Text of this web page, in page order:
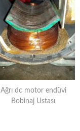
Ağrı dc motor endüvi
Bobinaj Ustası